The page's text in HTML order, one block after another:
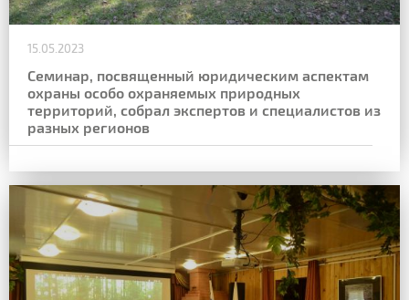
15.05.2023
Семинар, посвященный юридическим аспектам
охраны особо охраняемых природных
территорий, собрал экспертов и специалистов из
разных регионов